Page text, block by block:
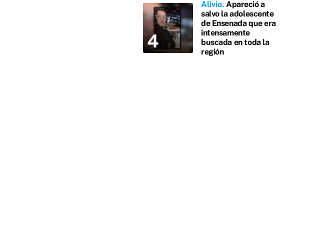
Alivio Apareció a
salvo la adolescente
de Ensenada que era
intensamente
buscada en toda la
región